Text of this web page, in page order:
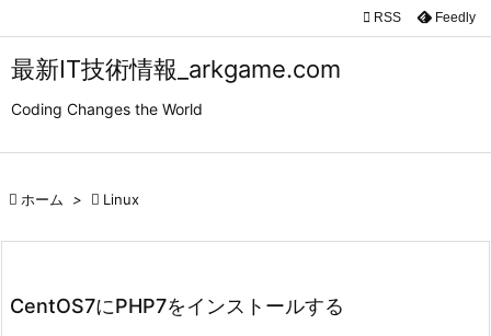
最新IT技術情報_arkgame.com
Coding Changes the World


 RSS Feedly
 ホーム >  Linux
CentOS7にPHP7をインストールする